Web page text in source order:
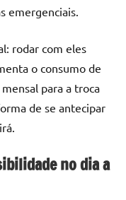
emergenciais.
rodar com eles
o consumo de
para a troca
de se antecipar
no dia a